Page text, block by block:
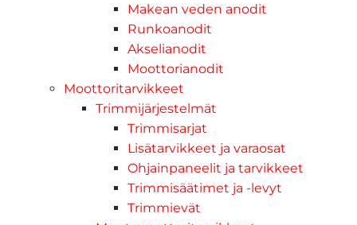
Makean veden anodit
Runkoanodit
Akselianodit
Moottorianodit
Moottoritarvikkeet
Trimmijärjestelmät
Trimmisarjat
Lisätarvikkeet ja varaosat
Ohjainpaneelit ja tarvikkeet
Trimmisäätimet ja -levyt
Trimmievät